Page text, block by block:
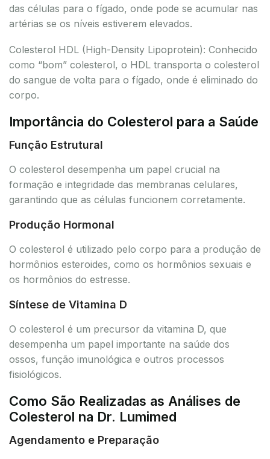
das células para o fígado, onde pode se acumular nas
artérias se os níveis estiverem elevados.
Colesterol HDL (High-Density Lipoprotein): Conhecido
como “bom” colesterol, o HDL transporta o colesterol
do sangue de volta para o fígado, onde é eliminado do
corpo.
Importância do Colesterol para a Saúde
Função Estrutural
O colesterol desempenha um papel crucial na
formação e integridade das membranas celulares,
garantindo que as células funcionem corretamente.
Produção Hormonal
O colesterol é utilizado pelo corpo para a produção de
hormônios esteroides, como os hormônios sexuais e
os hormônios do estresse.
Síntese de Vitamina D
O colesterol é um precursor da vitamina D, que
desempenha um papel importante na saúde dos
ossos, função imunológica e outros processos
fisiológicos.
Como São Realizadas as Análises de
Colesterol na Dr. Lumimed
Agendamento e Preparação